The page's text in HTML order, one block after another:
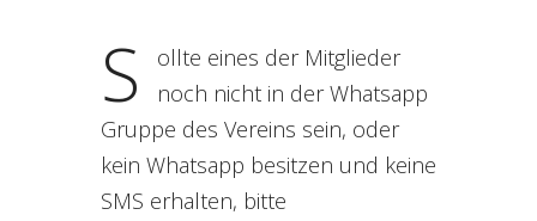
S
ollte eines der Mitglieder
noch nicht in der Whatsapp
Gruppe des Vereins sein, oder
kein Whatsapp besitzen und keine
SMS erhalten, bitte